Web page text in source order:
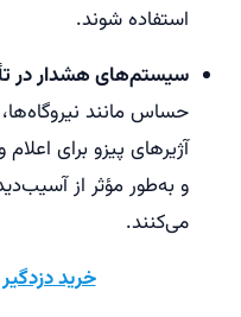
استفاده شوند.
سیستم‌های هشدار در
حساس مانند نیروگاه‌ها،
آژیرهای پیزو برای
و به‌طور مؤثر از
می‌کنند.
خرید